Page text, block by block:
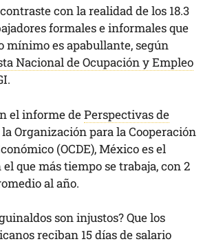
con la realidad de los 18.3
formales e informales que
mínimo es apabullante, según
Nacional de Ocupación y Empleo
el informe dePerspectivas de
Organización para la Cooperación
(OCDE), México es el
que más tiempo se trabaja, con 2
al año.
son injustos? Que los
reciban 15 días de salario